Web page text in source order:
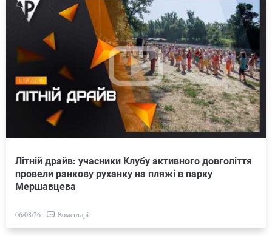
Літній драйв: учасники Клубу активного довголіття
провели ранкову руханку на пляжі в парку
Мершавцева
06/08/26 Коментарі